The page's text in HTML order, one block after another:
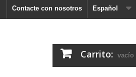
Español
Contacte con nosotros
Carrito: vacío